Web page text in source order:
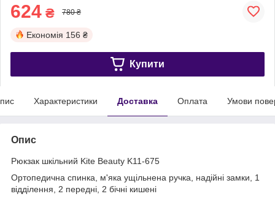
624 ₴ 780 ₴
Економія 156 ₴
Купити
Характеристики Доставка Оплата Умови
Опис
Рюкзак шкільний Kite Beauty K11-675
Ортопедична спинка, м'яка ущільнена ручка, надійні замки, 1
відділення, 2 передні, 2 бічні кишені